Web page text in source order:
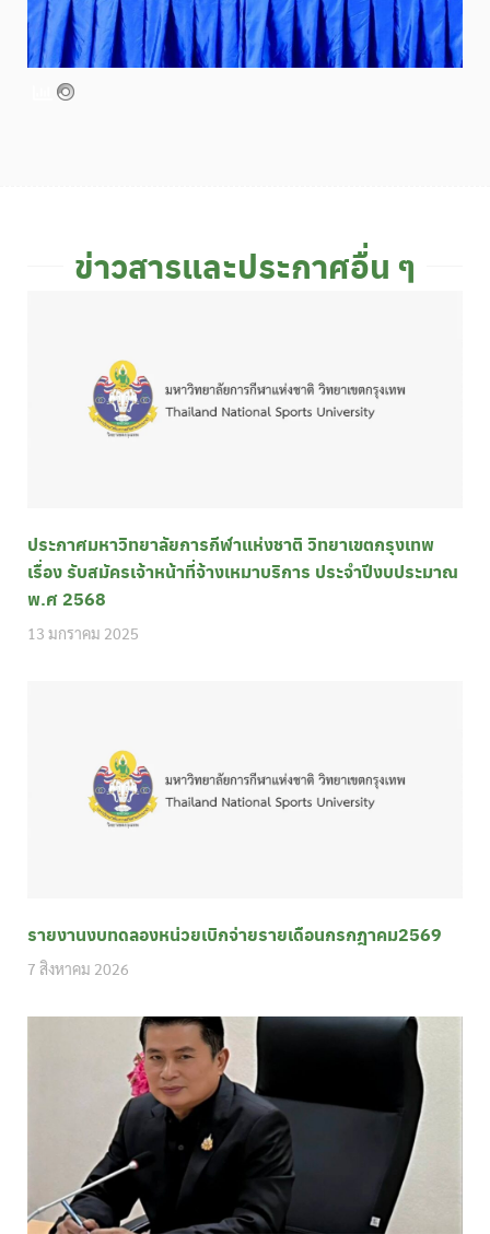
ข่าวสารและประกาศอื่น ๆ
ประกาศมหาวิทยาลัยการกีฬาแห่งชาติ วิทยาเขตกรุงเทพ
เรื่อง รับสมัครเจ้าหน้าที่จ้างเหมาบริการ ประจำปีงบประมาณ
พ.ศ 2568
13 มกราคม 2025
รายงานงบทดลองหน่วยเบิกจ่ายรายเดือนกรกฎาคม2569
7 สิงหาคม 2026